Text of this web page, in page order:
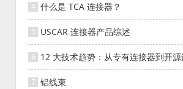
什么是 TCA 连接器？
USCAR 连接器产品综述
12 大技术趋势：从专有连接器到开源
器的演变
铝线束